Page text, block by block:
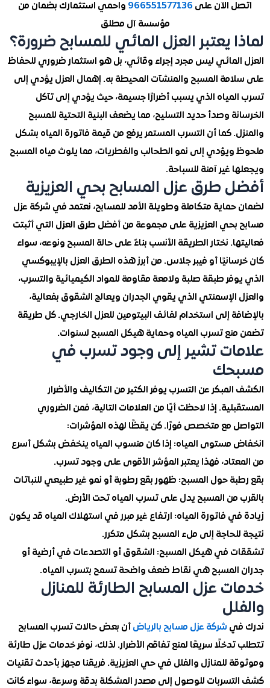
الآن على966551577136واحمي استثمارك بضمان من
مؤسسة آل مطلق
يعتبر العزل المائي للمسابح ضرورة؟
ليس مجرد إجراء وقائي، بل هو استثمار ضروري للحفاظ
المسبح والمنشآت المحيطة به. إهمال العزل يؤدي إلى
الذي يسبب أضرارًا جسيمة، حيث يؤدي إلى تآكل
وصدأ حديد التسليح، مما يضعف البنية التحتية للمسبح
كما أن التسرب المستمر يرفع من قيمة فاتورة المياه بشكل
إلى نمو الطحالب والفطريات، مما يلوث مياه المسبح
غير آمنة للسباحة.
طرق عزل المسابح بحي العزيزية
متكاملة وطويلة الأمد للمسابح، نعتمد في شركة عزل
العزيزية على مجموعة من أفضل طرق العزل التي أثبتت
نختار الطريقة الأنسب بناءً على حالة المسبح ونوعه، سواء
أو فيبر جلاس. من أبرز هذه الطرق العزل بالإيبوكسي
طبقة صلبة ولامعة مقاومة للمواد الكيميائية والتسرب،
الإسمنتي الذي يقوي الجدران ويعالج الشقوق بفعالية،
إلى استخدام لفائف البيتومين للعزل الخارجي. كل طريقة
تسرب المياه وحماية هيكل المسبح لسنوات.
تشير إلى وجود تسرب في
عن التسرب يوفر الكثير من التكاليف والأضرار
إذا لاحظت أيًا من العلامات التالية، فمن الضروري
مع متخصص فورًا. كن يقظًا لهذه المؤشرات:
مستوى المياه: إذا كان منسوب المياه ينخفض بشكل أسرع
فهذا يعتبر المؤشر الأقوى على وجود تسرب.
حول المسبح: ظهور بقع رطوبة أو نمو غير طبيعي للنباتات
من المسبح يدل على تسرب المياه تحت الأرض.
فاتورة المياه: ارتفاع غير مبرر في استهلاك المياه قد يكون
إلى ملء المسبح بشكل متكرر.
في هيكل المسبح: الشقوق أو التصدعات في أرضية أو
المسبح هي نقاط ضعف واضحة تسمح بتسرب المياه.
عزل المسابح الطارئة للمنازل
شركة عزل مسابح بالرياض أن بعض حالات تسرب المسابح
سريعًا لمنع تفاقم الأضرار. لذلك، نوفر خدمات عزل طارئة
للمنازل والفلل في حي العزيزية. فريقنا مجهز بأحدث تقنيات
للوصول إلى مصدر المشكلة بدقة وسرعة، سواء كانت